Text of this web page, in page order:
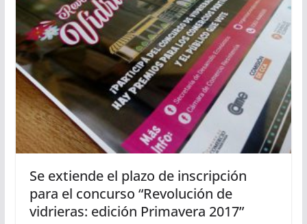
Se extiende el plazo de inscripción
para el concurso “Revolución de
vidrieras: edición Primavera 2017”